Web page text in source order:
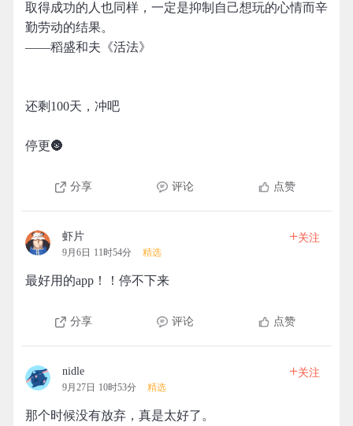
取得成功的人也同样，一定是抑制自己想玩的心情而辛
勤劳动的结果。
——稻盛和夫《活法》
还剩100天，冲吧
停更🌚
分享 评论 点赞
虾片
9月6日 11时54分 精选
+关注
最好用的app！！停不下来
分享 评论 点赞
nidle
9月27日 10时53分 精选
+关注
那个时候没有放弃，真是太好了。